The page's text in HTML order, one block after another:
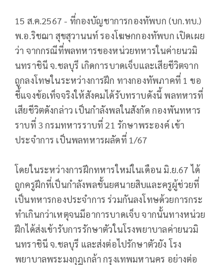
15 ส.ค.2567 - ที่กองบัญชาการกองทัพบก (บก.ทบ.)
พ.อ.ริชฌา สุขสุวานนท์ รองโฆษกกองทัพบก เปิดเผย
ว่า จากกรณีที่พลทหารของหน่วยทหารในค่ายนวมิ
นทราชินี จ.ชลบุรี เกิดการบาดเจ็บและเสียชีวิตจาก
ถูกลงโทษในระหว่างการฝึก ทางกองทัพภาคที่ 1 ขอ
ชี้แจงข้อเท็จจริงให้สังคมได้รับทราบดังนี้ พลทหารที่
เสียชีวิตดังกล่าว เป็นกำลังพลในสังกัด กองพันทหาร
ราบที่ 3 กรมทหารราบที่ 21 รักษาพระองค์ เข้า
ประจำการ เป็นพลทหารผลัดที่ 1/67
โดยในระหว่างการฝึกทหารใหม่ในเดือน มิ.ย.67 ได้
ถูกครูฝึกที่เป็นกำลังพลชั้นยศนายสิบและครูผู้ช่วยที่
เป็นทหารกองประจำการ ร่วมกันลงโทษด้วยการกระ
ทำเกินกว่าเหตุจนมีอาการบาดเจ็บ จากนั้นทางหน่วย
ฝึกได้ส่งเข้ารับการรักษาตัวในโรงพยาบาลค่ายนวมิ
นทราชินี จ.ชลบุรี และส่งต่อไปรักษาตัวยัง โรง
พยาบาลพระมงกุฎเกล้า กรุงเทพมหานคร อย่างต่อ